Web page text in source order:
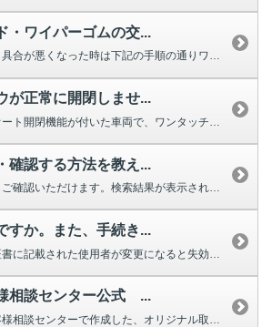
・ワイパーゴムの交...
ウィンドウの拭き取り具合が悪くなった時は下記の手順の通りワイパーの交換をし...
が正常に開閉しませ...
パワーウインドウにオート開閉機能が付いた車両で、ワンタッチで完全に閉じ...
確認する方法を教え...
グレード情報検索からご確認いただけます。検索結果が表示されない場合は、お手...
すか。また、手続き...
相談センター公式 ...
このページでは、お客様相談センターで作成した、オリジナル取扱説明動画を掲載...